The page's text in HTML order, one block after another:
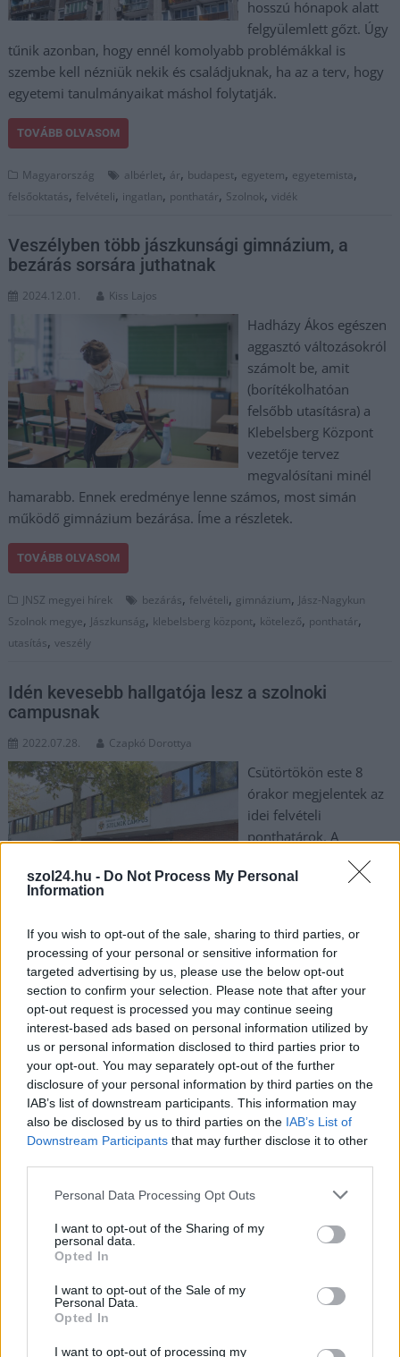
szol24.hu - Do Not Process My Personal
Information
If you wish to opt-out of the sale, sharing to third parties, or
processing of your personal or sensitive information for
targeted advertising by us, please use the below opt-out
section to confirm your selection. Please note that after your
opt-out request is processed you may continue seeing
interest-based ads based on personal information utilized by
us or personal information disclosed to third parties prior to
your opt-out. You may separately opt-out of the further
disclosure of your personal information by third parties on the
IAB’s list of downstream participants. This information may
also be disclosed by us to third parties on the IAB’s List of
Downstream Participants that may further disclose it to other
Please note that this website/app uses one or more Google
not limited to your visit or usage behaviour. You may click to
grant or deny consent to Google and its third-party tags to
use your data for below specified purposes in below Google
consent section.
Personal Data Processing Opt Outs
I want to opt-out of the Sharing of my
personal data.
Opted In
I want to opt-out of the Sale of my
Personal Data.
Opted In
I want to opt-out of processing my
hosszú hónapok alatt
felgyülemlett gőzt. Úgy
tűnik azonban, hogy ennél komolyabb problémákkal is
szembe kell nézniük nekik és családjuknak, ha az a terv, hogy
egyetemi tanulmányaikat máshol folytatják.
TOVÁBB OLVASOM
Magyarország albérlet, ár, budapest, egyetem, egyetemista,
felsőoktatás, felvételi, ingatlan, ponthatár, Szolnok,vidék
Veszélyben több jászkunsági gimnázium, a
bezárás sorsára juthatnak
2024.12.01. Kiss Lajos
Hadházy Ákos egészen
aggasztó változásokról
számolt be, amit
(borítékolhatóan
felsőbb utasításra) a
Klebelsberg Központ
vezetője tervez
megvalósítani minél
hamarabb. Ennek eredménye lenne számos, most simán
működő gimnázium bezárása. Íme a részletek.
TOVÁBB OLVASOM
JNSZ megyei hírek bezárás, felvételi, gimnázium, Jász-Nagykun
Szolnok megye, Jászkunság, klebelsberg központ, kötelező, ponthatár,
utasítás,veszély
Idén kevesebb hallgatója lesz a szolnoki
campusnak
2022.07.28. Czapkó Dorottya
Csütörtökön este 8
órakor megjelentek az
idei felvételi
ponthatárok. A
Egyetem Szolnoki
hallgatót jutott be alapképzési, mesterképzési és felsőoktatási
szakképzési szakokra, többségük levelezős rendszerbe. A
szakok két képzési területhez, a gazdaságtudományhoz, illetve
az orvos- és egészségtudományhoz tartoznak. Országosan
jellemző, hogy tavalyhoz képest sok szakon magasabb
ponthatárok születtek és csökkent a felvettek létszáma is. A
csökkenés a tiszaligeti campus esetében a gazdaságtudományi
területen jelentős. Ennek oka, hogy ezen a szakterületen – bár
kezdeményeztük – nem engedélyezték a jelenleginél nagyobb
létszám felvételét. Ez országos szinten is így volt –…